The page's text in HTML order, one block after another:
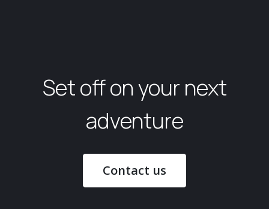
Set off on your next
adventure
Contact us